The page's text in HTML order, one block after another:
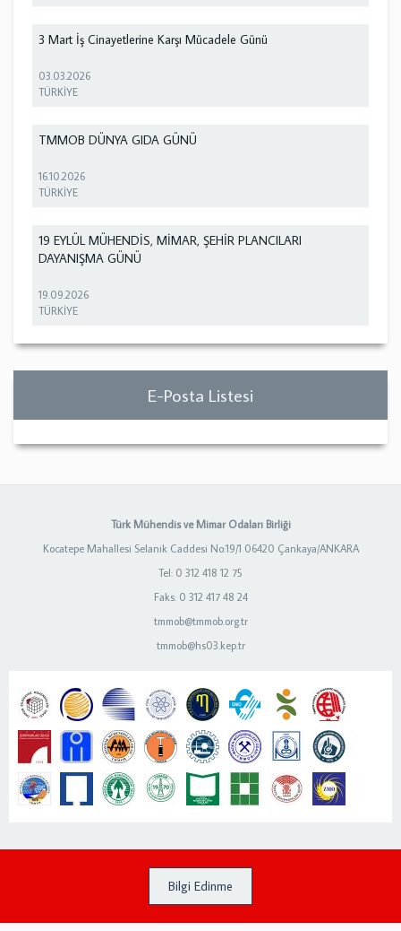
3 Mart İş Cinayetlerine Karşı Mücadele Günü
03.03.2026
TÜRKİYE
TMMOB DÜNYA GIDA GÜNÜ
16.10.2026
TÜRKİYE
19 EYLÜL MÜHENDİS, MİMAR, ŞEHİR PLANCILARI
DAYANIŞMA GÜNÜ
19.09.2026
TÜRKİYE
E-Posta Listesi
Türk Mühendis ve Mimar Odaları Birliği
Kocatepe Mahallesi Selanik Caddesi No:19/1 06420 Çankaya/ANKARA
Tel: 0 312 418 12 75
Faks: 0 312 417 48 24
tmmob@tmmob.org.tr
tmmob@hs03.kep.tr
Bilgi Edinme